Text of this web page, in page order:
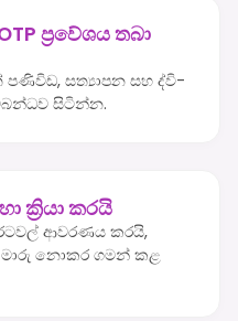
ප්‍රවේශය තබා
සත්‍යාපන සහ ද්වි-
සිටින්න.
ක්‍රියා කරයි
ආවරණය කරයි,
මාරු නොකර ගමන් කළ